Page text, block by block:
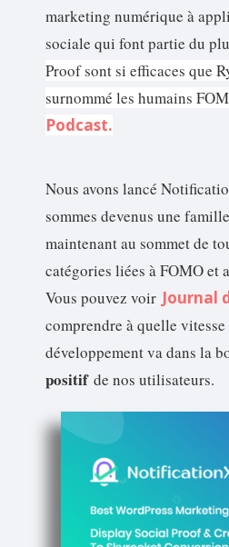
marketing numérique à
sociale qui font partie du
Proof sont si efficaces que
surnommé les humains
Podcast.
Nous avons lancé
sommes devenus une
maintenant au sommet de
catégories liées à FOMO et
Vous pouvez voir Journal
comprendre à quelle
développement va dans la
positifde nos utilisateurs.